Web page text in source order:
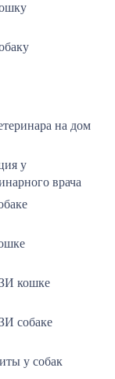
на дом
у
врача
кошке
собаке
у собак